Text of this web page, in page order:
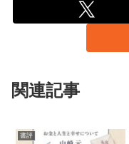
関連記事
書評